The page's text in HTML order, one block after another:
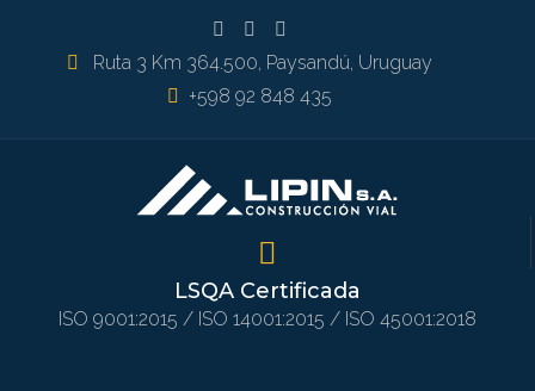
Ruta 3 Km 364.500, Paysandú, Uruguay
+598 92 848 435
LSQA Certificada
ISO 9001:2015 / ISO 14001:2015 / ISO 45001:2018